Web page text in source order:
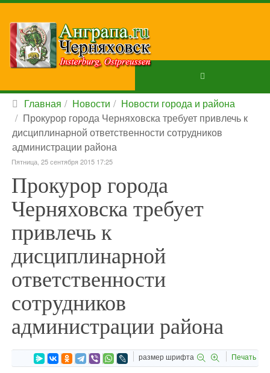
Главная Новости
Новости города и района
Прокурор города Черняховска требует привлечь к
дисциплинарной ответственности сотрудников
администрации района
Пятница, 25 сентября 2015 17:25
Прокурор города
Черняховска требует
привлечь к
дисциплинарной
ответственности
сотрудников
администрации района
размер шрифта Печать